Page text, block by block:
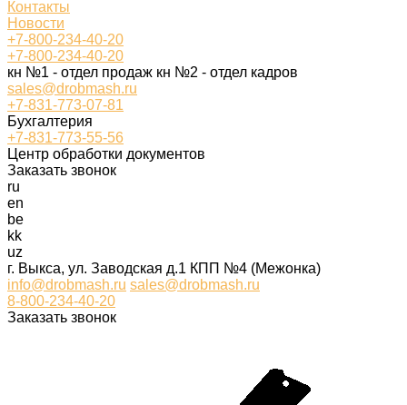
Контакты
Новости
+7-800-234-40-20
+7-800-234-40-20
кн №1 - отдел продаж кн №2 - отдел кадров
sales@drobmash.ru
+7-831-773-07-81
Бухгалтерия
+7-831-773-55-56
Центр обработки документов
Заказать звонок
ru
en
be
kk
uz
г. Выкса, ул. Заводская д.1 КПП №4 (Межонка)
info@drobmash.ru sales@drobmash.ru
8-800-234-40-20
Заказать звонок